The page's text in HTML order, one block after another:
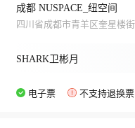
成都 NUSPACE_纽空间
SHARK卫彬月
电子票 不支持退换票